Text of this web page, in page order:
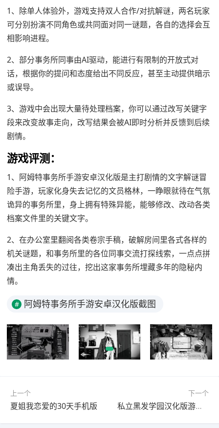
1、除单人体验外，游戏支持双人合作/对抗解谜，两名玩家
可分别扮演不同角色或共同面对同一谜题，各自的选择会互
相影响进程。
2、部分事务所同事由AI驱动，能进行有限制的开放式对
话，根据你的提问和态度给出不同反应，甚至主动提供暗示
或误导。
3、游戏中会出现大量待处理档案，你可以通过改写关键字
段来改变故事走向，改写结果会被AI即时分析并反馈到后续
剧情。
游戏评测：
1、阿姆特事务所手游安卓汉化版是主打剧情的文字解谜冒
险手游，玩家化身失去记忆的文员格林，一睁眼就待在气氛
诡异的事务所里，身上拥有特殊异能，能够修改、改动各类
档案文件里的关键文字。
2、在办公室里翻阅各类卷宗手稿，破解房间里各式各样的
机关谜题，和事务所里的各位同事交流打探线索，一点点拼
凑出主角丢失的过往，挖出这家事务所埋藏多年的隐秘内
情。
# 阿姆特事务所手游安卓汉化版截图
上一个
夏姐我恋爱的30天手机版
下一个
私立黑发学园汉化版游戏下载